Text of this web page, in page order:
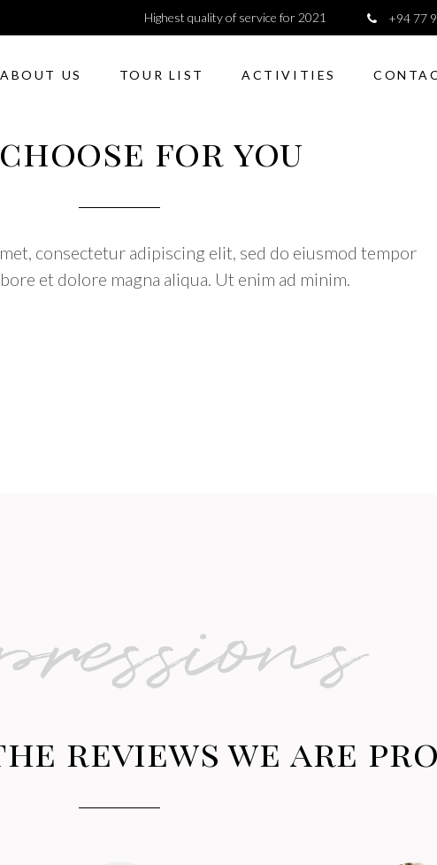
Highest quality of service for 2021 +94 77
ABOUT US TOUR LIST ACTIVITIES
choose for you
consectetur adipiscing elit, sed do eiusmod tempor
et dolore magna aliqua. Ut enim ad minim.
reviews we are